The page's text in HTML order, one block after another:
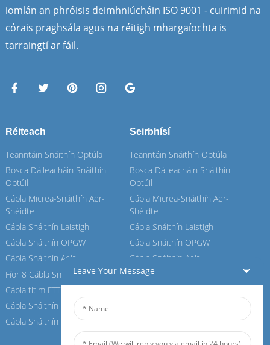
iomlán an phróisis deimhniúcháin ISO 9001 - cuirimid na
córais praghsála agus na réitigh mhargaíochta is
tarraingtí ar fáil.
Réiteach
Teanntáin Snáithín Optúla
Bosca Dáileacháin Snáithín
Optúil
Cábla Micrea-Snáithín Aer-
Shéidte
Cábla Snáithín Laistigh
Cábla Snáithín OPGW
Cábla Snáithín Aeir
Fíor 8 Cábla Snáithín
Cábla titim FTTH
Cábla Snáithín ASU
Cábla Snáithín ADSS
Seirbhísí
Teanntáin Snáithín Optúla
Bosca Dáileacháin Snáithín
Optúil
Cábla Micrea-Snáithín Aer-
Shéidte
Cábla Snáithín Laistigh
Cábla Snáithín OPGW
Cábla Snáithín Aeir
Fíor 8 Cábla Snáithín
Cábla Snáithín ADSS
Leave Your Message